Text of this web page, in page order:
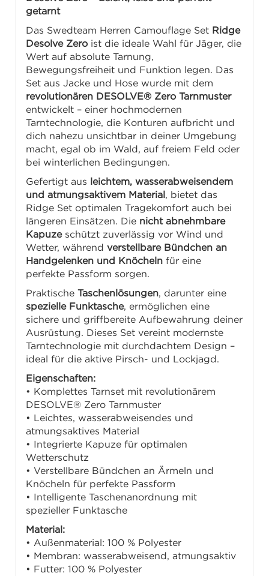
getarnt
Das Swedteam Herren Camouflage Set Ridge
Desolve Zero ist die ideale Wahl für Jäger, die
Wert auf absolute Tarnung,
Bewegungsfreiheit und Funktion legen. Das
Set aus Jacke und Hose wurde mit dem
revolutionären DESOLVE® Zero Tarnmuster
entwickelt – einer hochmodernen
Tarntechnologie, die Konturen aufbricht und
dich nahezu unsichtbar in deiner Umgebung
macht, egal ob im Wald, auf freiem Feld oder
bei winterlichen Bedingungen.
Gefertigt aus leichtem, wasserabweisendem
und atmungsaktivem Material, bietet das
Ridge Set optimalen Tragekomfort auch bei
längeren Einsätzen. Die nicht abnehmbare
Kapuzeschützt zuverlässig vor Wind und
Wetter, währendverstellbare Bündchen an
Handgelenken und Knöcheln für eine
perfekte Passform sorgen.
PraktischeTaschenlösungen, darunter eine
spezielle Funktasche, ermöglichen eine
sichere und griffbereite Aufbewahrung deiner
Ausrüstung. Dieses Set vereint modernste
Tarntechnologie mit durchdachtem Design –
ideal für die aktive Pirsch- und Lockjagd.
Eigenschaften:
• Komplettes Tarnset mit revolutionärem
DESOLVE® Zero Tarnmuster
• Leichtes, wasserabweisendes und
atmungsaktives Material
• Integrierte Kapuze für optimalen
Wetterschutz
• Verstellbare Bündchen an Ärmeln und
Knöcheln für perfekte Passform
• Intelligente Taschenanordnung mit
spezieller Funktasche
Material:
• Außenmaterial: 100 % Polyester
• Membran: wasserabweisend, atmungsaktiv
• Futter: 100 % Polyester